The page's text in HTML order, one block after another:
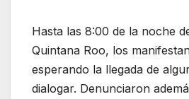
Hasta las 8:00 de la noche
Quintana Roo, los
esperando la llegada de
dialogar. Denunciaron